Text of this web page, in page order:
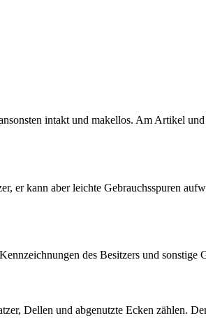
intakt und makellos. Am Artikel und
er kann aber leichte Gebrauchsspuren
des Besitzers und sonstige
Dellen und abgenutzte Ecken zählen.